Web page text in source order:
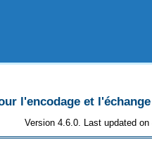
l'encodage et
Version 4.6.0. Last updated